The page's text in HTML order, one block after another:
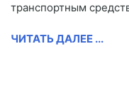
транспортным
ЧИТАТЬ ДАЛЕЕ ...